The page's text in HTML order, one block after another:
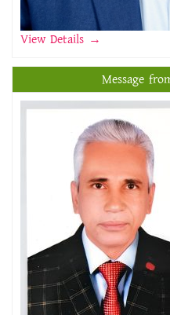
View Details →
Message